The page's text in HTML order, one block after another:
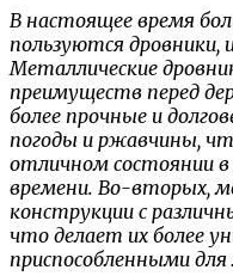
В настоящее время
пользуются дровники,
Металлические
преимуществ перед
более прочные и
погоды и ржавчины,
отличном состоянии
времени. Во-вторых,
конструкции с
что делает их более
приспособленными